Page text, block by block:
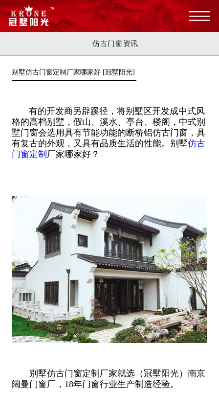
仿古门窗资讯
别墅仿古门窗定制厂家哪家好 [冠墅阳光]
有的开发商另辟蹊径，将别墅区开发成中式风
格的高档别墅，假山、溪水、亭台、楼阁，中式别
墅门窗会选用具有节能功能的断桥铝仿古门窗，具
有复古的外观，又具有品质生活的性能。别墅仿古
门窗定制 厂家哪家好？
别墅仿古门窗定制厂家就选（冠墅阳光）南京
阔曼门窗厂，18年门窗行业生产制造经验。